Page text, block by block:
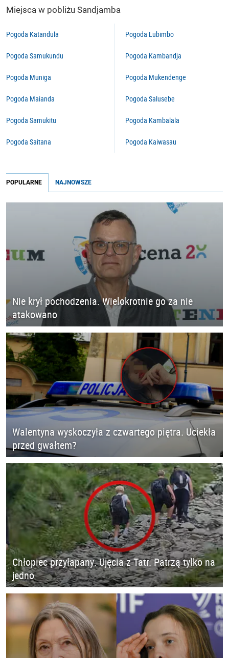
Miejsca w pobliżu Sandjamba
Pogoda Katandula
Pogoda Samukundu
Pogoda Muniga
Pogoda Maianda
Pogoda Samukitu
Pogoda Saitana
Pogoda Lubimbo
Pogoda Kambandja
Pogoda Mukendenge
Pogoda Salusebe
Pogoda Kambalala
Pogoda Kaiwasau
POPULARNE NAJNOWSZE
Nie krył pochodzenia. Wielokrotnie go za nie
atakowano
Walentyna wyskoczyła z czwartego piętra. Uciekła
przed gwałtem?
Chłopiec przyłapany. Ujęcia z Tatr. Patrzą tylko na
jedno